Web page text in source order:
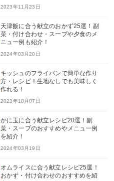
2023年11月23日
天津飯に合う献立のおかず25選！副
菜・付け合わせ・スープや夕食のメ
ニュー例も紹介！
2024年03月20日
キッシュのフライパンで簡単な作り
方・レシピ！生地なしでも美味しく
作れる！
2023年10月07日
かに玉に合う献立レシピ20選！副
菜・スープのおすすめやメニュー例
を紹介！
2024年03月19日
オムライスに合う献立レシピ25選！
おかず・付け合わせのおすすめを紹